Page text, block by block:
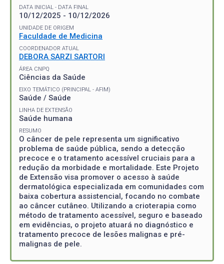
DATA INICIAL - DATA FINAL
10/12/2025 - 10/12/2026
UNIDADE DE ORIGEM
Faculdade de Medicina
COORDENADOR ATUAL
DEBORA SARZI SARTORI
ÁREA CNPQ
Ciências da Saúde
EIXO TEMÁTICO (PRINCIPAL - AFIM)
Saúde / Saúde
LINHA DE EXTENSÃO
Saúde humana
RESUMO
O câncer de pele representa um significativo
problema de saúde pública, sendo a detecção
precoce e o tratamento acessível cruciais para a
redução da morbidade e mortalidade. Este Projeto
de Extensão visa promover o acesso à saúde
dermatológica especializada em comunidades com
baixa cobertura assistencial, focando no combate
ao câncer cutâneo. Utilizando a crioterapia como
método de tratamento acessível, seguro e baseado
em evidências, o projeto atuará no diagnóstico e
tratamento precoce de lesões malignas e pré-
malignas de pele.